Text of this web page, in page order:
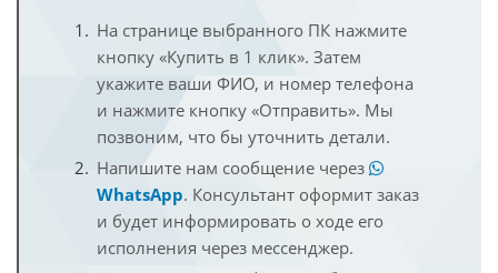
На странице выбранного ПК нажмите
кнопку «Купить в 1 клик». Затем
укажите ваши ФИО, и номер телефона
и нажмите кнопку «Отправить». Мы
позвоним, что бы уточнить детали.
Напишите нам сообщение через
WhatsApp. Консультант оформит заказ
и будет информировать о ходе его
исполнения через мессенджер.